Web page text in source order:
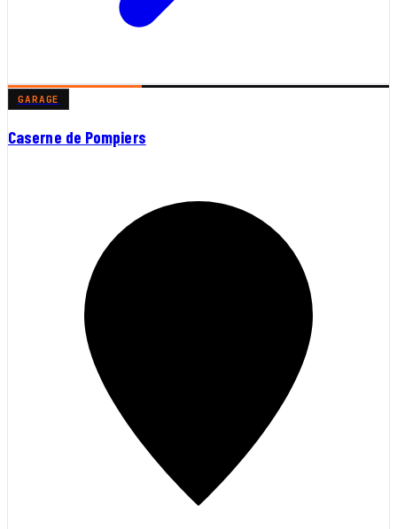
GARAGE
Caserne de Pompiers